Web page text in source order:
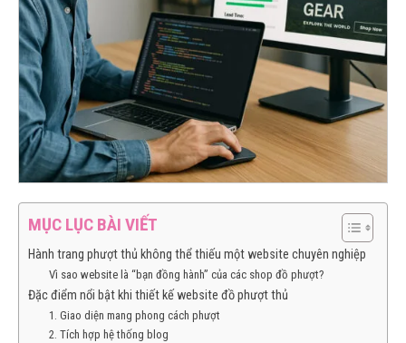
MỤC LỤC BÀI VIẾT
Hành trang phượt thủ không thể thiếu một website chuyên nghiệp
Vì sao website là “bạn đồng hành” của các shop đồ phượt?
Đặc điểm nổi bật khi thiết kế website đồ phượt thủ
1. Giao diện mang phong cách phượt
2. Tích hợp hệ thống blog